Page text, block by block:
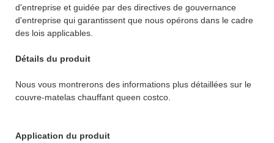
d'entreprise et guidée par des directives de gouvernance
d'entreprise qui garantissent que nous opérons dans le cadre
des lois applicables.
Détails du produit
Nous vous montrerons des informations plus détaillées sur le
couvre-matelas chauffant queen costco.
Application du produit